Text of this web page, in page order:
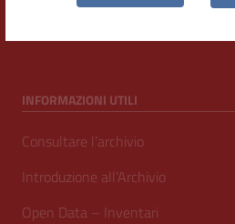
C.F. / P.IVA
INFORMAZIONI UTILI
Consultare l’archivio
Introduzione all’Archivio
Open Data – Inventari